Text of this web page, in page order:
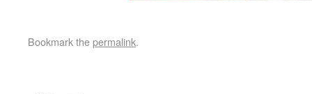
Bookmark thepermalink.